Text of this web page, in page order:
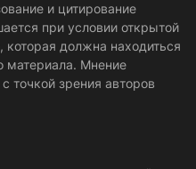
и цитирование
при условии открытой
должна находиться
материала. Мнение
точкой зрения авторов